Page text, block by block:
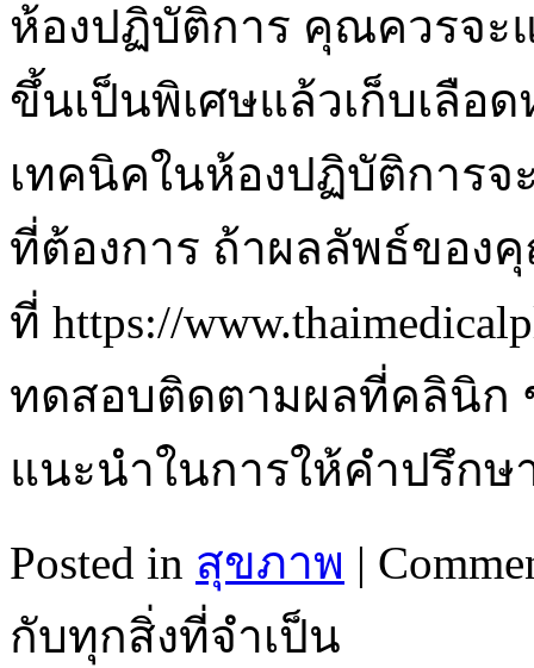
ห้องปฏิบัติการ คุณควรจ
ขึ้นเป็นพิเศษแล้วเก็บเลือ
เทคนิคในห้องปฏิบัติการ
ที่ต้องการ ถ้าผลลัพธ์ของ
ที่ https://
ทดสอบติดตามผลที่คลินิก
แนะนำในการให้คำปรึก
Posted in สุขภาพ |
กับทุกสิ่งที่จำเป็น